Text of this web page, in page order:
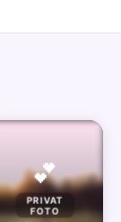
💕
PRIVAT
FOTO